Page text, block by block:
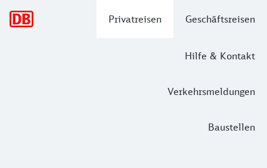
Privatreisen Geschäftsreisen
Hilfe & Kontakt
Verkehrsmeldungen
Baustellen